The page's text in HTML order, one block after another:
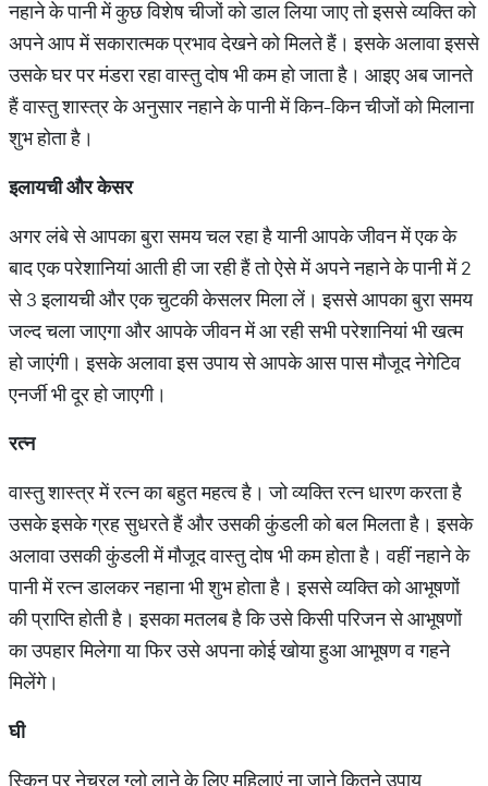
नहाने के पानी में कुछ विशेष चीजों को डाल लिया जाए तो इससे व्यक्ति को
अपने आप में सकारात्मक प्रभाव देखने को मिलते हैं। इसके अलावा इससे
उसके घर पर मंडरा रहा वास्तु दोष भी कम हो जाता है। आइए अब जानते
हैं वास्तु शास्त्र के अनुसार नहाने के पानी में किन-किन चीजों को मिलाना
शुभ होता है।
इलायचीऔरकेसर
अगर लंबे से आपका बुरा समय चल रहा है यानी आपके जीवन में एक के
बाद एक परेशानियां आती ही जा रही हैं तो ऐसे में अपने नहाने के पानी में 2
से 3 इलायची और एक चुटकी केसलर मिला लें। इससे आपका बुरा समय
जल्द चला जाएगा और आपके जीवन में आ रही सभी परेशानियां भी खत्म
हो जाएंगी। इसके अलावा इस उपाय से आपके आस पास मौजूद नेगेटिव
एनर्जी भी दूर हो जाएगी।
रत्न
वास्तु शास्त्र में रत्न का बहुत महत्व है। जो व्यक्ति रत्न धारण करता है
उसके इसके ग्रह सुधरते हैं और उसकी कुंडली को बल मिलता है। इसके
अलावा उसकी कुंडली में मौजूद वास्तु दोष भी कम होता है। वहीं नहाने के
पानी में रत्न डालकर नहाना भी शुभ होता है। इससे व्यक्ति को आभूषणों
की प्राप्ति होती है। इसका मतलब है कि उसे किसी परिजन से आभूषणों
का उपहार मिलेगा या फिर उसे अपना कोई खोया हुआ आभूषण व गहने
मिलेंगे।
घी
स्किन पर नेचुरल ग्लो लाने के लिए महिलाएं ना जाने कितने उपाय